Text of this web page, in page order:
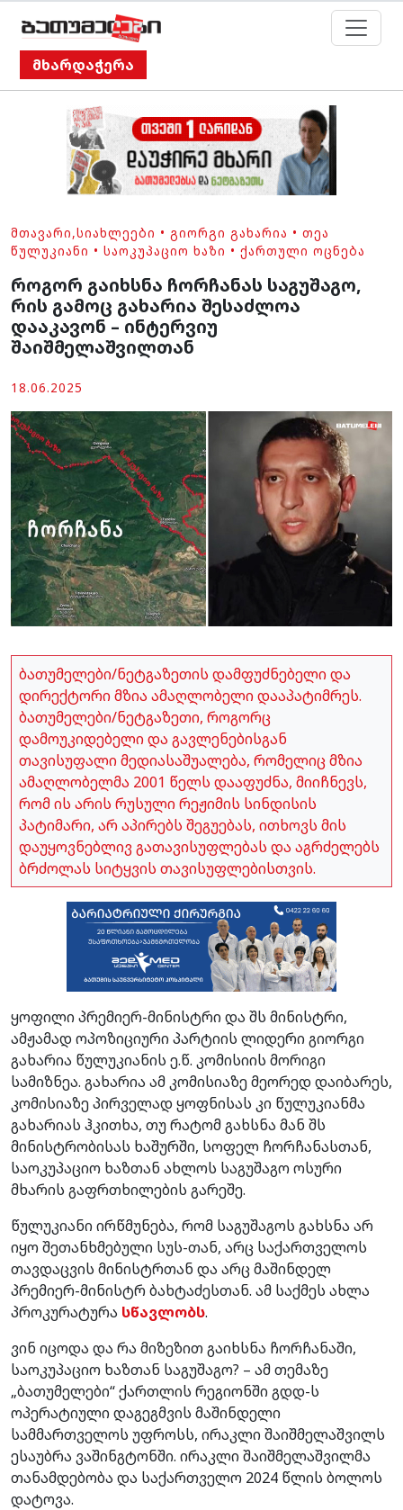
მხარდაჭერა
ᲛᲗᲐᲕᲐᲠᲘ,ᲡᲘᲐᲮᲚᲔᲔᲑᲘ • ᲒᲘᲝᲠᲒᲘ ᲒᲐᲮᲐᲠᲘᲐ • ᲗᲔᲐ
ᲬᲣᲚᲣᲙᲘᲐᲜᲘ • ᲡᲐᲝᲙᲣᲞᲐᲪᲘᲝ ᲮᲐᲖᲘ • ᲥᲐᲠᲗᲣᲚᲘ ᲝᲪᲜᲔᲑᲐ
როგორ გაიხსნა ჩორჩანას საგუშაგო,
რის გამოც გახარია შესაძლოა
დააკავონ – ინტერვიუ
შაიშმელაშვილთან
18.06.2025
ბათუმელები/ნეტგაზეთის დამფუძნებელი და
დირექტორი მზია ამაღლობელი დააპატიმრეს.
ბათუმელები/ნეტგაზეთი, როგორც
დამოუკიდებელი და გავლენებისგან
თავისუფალი მედიასაშუალება, რომელიც მზია
ამაღლობელმა 2001 წელს დააფუძნა, მიიჩნევს,
რომ ის არის რუსული რეჟიმის სინდისის
პატიმარი, არ აპირებს შეგუებას, ითხოვს მის
დაუყოვნებლივ გათავისუფლებას და აგრძელებს
ბრძოლას სიტყვის თავისუფლებისთვის.
ყოფილი პრემიერ-მინისტრი და შს მინისტრი,
ამჟამად ოპოზიციური პარტიის ლიდერი გიორგი
გახარია წულუკიანის ე.წ. კომისიის მორიგი
სამიზნეა. გახარია ამ კომისიაზე მეორედ დაიბარეს,
კომისიაზე პირველად ყოფნისას კი წულუკიანმა
გახარიას ჰკითხა, თუ რატომ გახსნა მან შს
მინისტრობისას ხაშურში, სოფელ ჩორჩანასთან,
საოკუპაციო ხაზთან ახლოს საგუშაგო ოსური
მხარის გაფრთხილების გარეშე.
წულუკიანი ირწმუნება, რომ საგუშაგოს გახსნა არ
იყო შეთანხმებული სუს-თან, არც საქართველოს
თავდაცვის მინისტრთან და არც მაშინდელ
პრემიერ-მინისტრ ბახტაძესთან. ამ საქმეს ახლა
პროკურატურა სწავლობს.
ვინ იცოდა და რა მიზეზით გაიხსნა ჩორჩანაში,
საოკუპაციო ხაზთან საგუშაგო? – ამ თემაზე
„ბათუმელები“ ქართლის რეგიონში გდდ-ს
ოპერატიული დაგეგმვის მაშინდელი
სამმართველოს უფროსს, ირაკლი შაიშმელაშვილს
ესაუბრა ვაშინგტონში. ირაკლი შაიშმელაშვილმა
თანამდებობა და საქართველო 2024 წლის ბოლოს
დატოვა.